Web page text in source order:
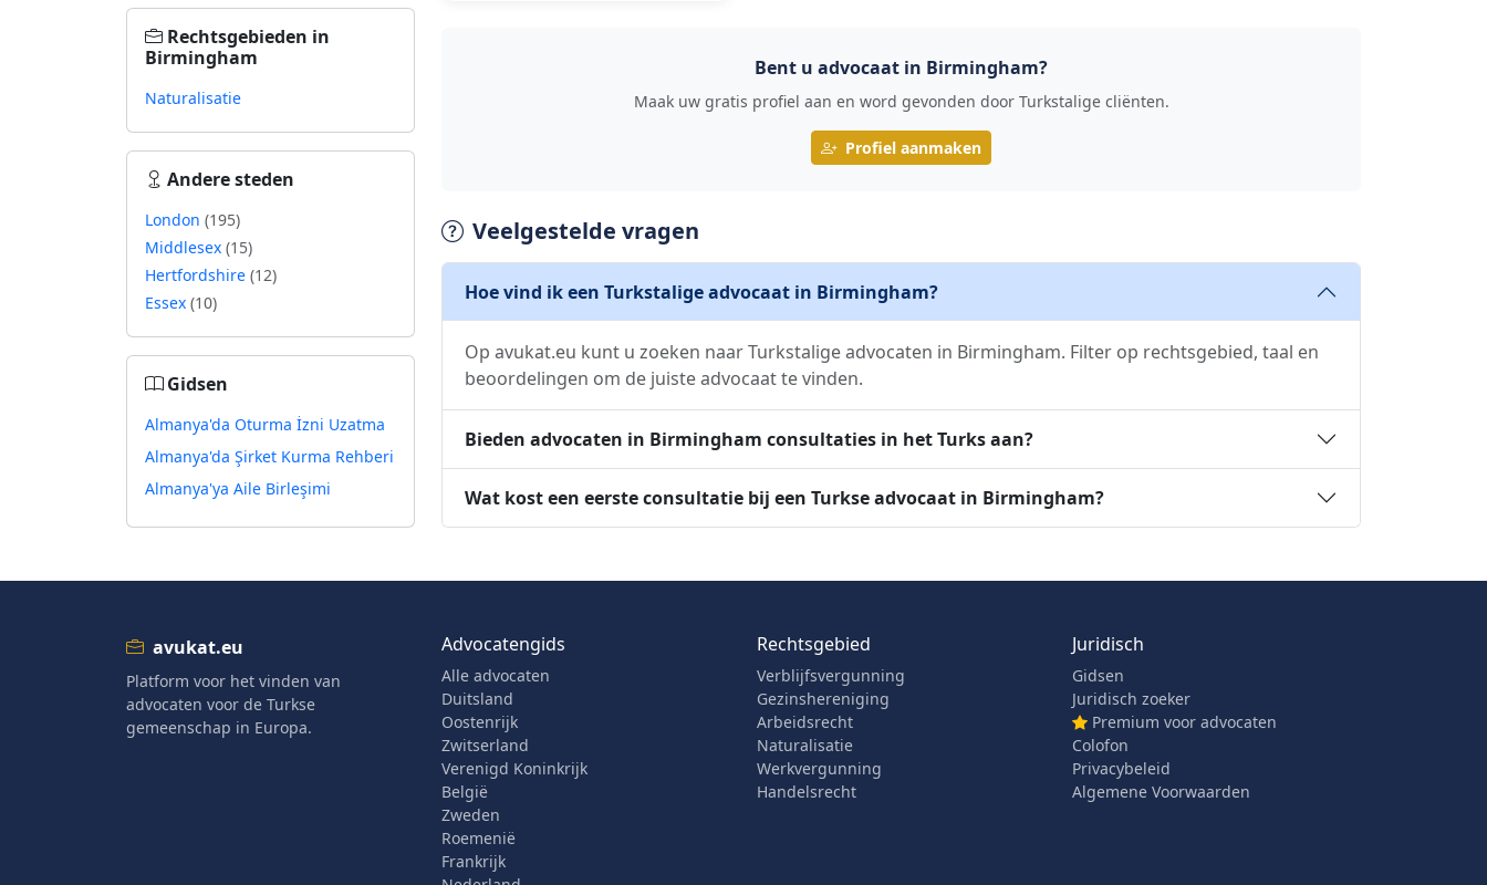
Rechtsgebieden in
Birmingham
Naturalisatie
Andere steden
London (195)
Middlesex (15)
Hertfordshire (12)
Essex (10)
Gidsen
Almanya'da Oturma İzni Uzatma
Almanya'da Şirket Kurma Rehberi
Almanya'ya Aile Birleşimi
Bent u advocaat in Birmingham?
Maak uw gratis profiel aan en word gevonden door Turkstalige cliënten.
Profiel aanmaken
Veelgestelde vragen
Hoe vind ik een Turkstalige advocaat in Birmingham?
Op avukat.eu kunt u zoeken naar Turkstalige advocaten in Birmingham. Filter op rechtsgebied, taal en
beoordelingen om de juiste advocaat te vinden.
Bieden advocaten in Birmingham consultaties in het Turks aan?
Wat kost een eerste consultatie bij een Turkse advocaat in Birmingham?
avukat.eu
Platform voor het vinden van
advocaten voor de Turkse
gemeenschap in Europa.
Advocatengids
Alle advocaten
Duitsland
Oostenrijk
Zwitserland
Verenigd Koninkrijk
België
Zweden
Roemenië
Frankrijk
Rechtsgebied
Verblijfsvergunning
Gezinshereniging
Arbeidsrecht
Naturalisatie
Werkvergunning
Handelsrecht
Juridisch
Gidsen
Juridisch zoeker
Premium voor advocaten
Colofon
Privacybeleid
Algemene Voorwaarden